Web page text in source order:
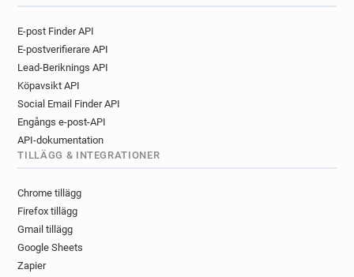
E-post Finder API
E-postverifierare API
Lead-Beriknings API
Köpavsikt API
Social Email Finder API
Engångs e-post-API
API-dokumentation
TILLÄGG & INTEGRATIONER
Chrome tillägg
Firefox tillägg
Gmail tillägg
Google Sheets
Zapier